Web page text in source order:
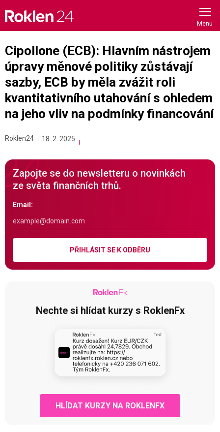
content
Cipollone (ECB): Hlavním nástrojem
úpravy měnové politiky zůstávají
sazby, ECB by měla zvážit roli
kvantitativního utahování s ohledem
na jeho vliv na podmínky financování
Roklen24 18. 2. 2025
Zapojte se do newsletteru o novinkách
ze světa finančních trhů.
Email:
PŘIHLÁSIT SE K ODBĚRU
Nechte si hlídat kurzy s RoklenFx
HLÍDAT KURZY NA ROKLENFX